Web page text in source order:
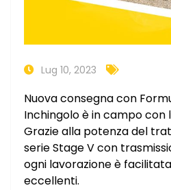
Lug 10, 2023
Nuova consegna con
Inchingolo è in campo con
Grazie alla potenza del
serie Stage V con
ogni lavorazione è
eccellenti.